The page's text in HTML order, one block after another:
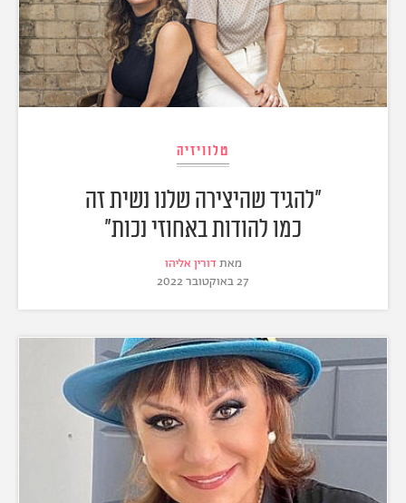
טלוויזיה
"להגיד שהיצירה שלנו נשית זה
כמו להודות באחוזי נכות"
מאת דורין אליהו
27 באוקטובר 2022